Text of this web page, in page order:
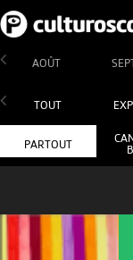
AOÛT
TOUT
PARTOUT